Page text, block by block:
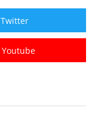
Twitter
Youtube